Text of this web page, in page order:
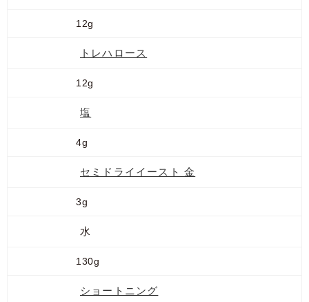
12g
トレハロース
12g
塩
4g
セミドライイースト 金
3g
水
130g
ショートニング